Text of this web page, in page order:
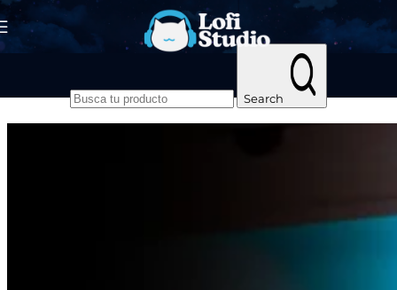
Skip to navigation Skip to main content
Search